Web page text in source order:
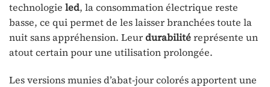
technologie led, la consommation électrique reste
basse, ce qui permet de les laisser branchées toute la
nuit sans appréhension. Leurdurabilitéreprésente un
atout certain pour une utilisation prolongée.
Les versions munies d’abat-jour colorés apportent une